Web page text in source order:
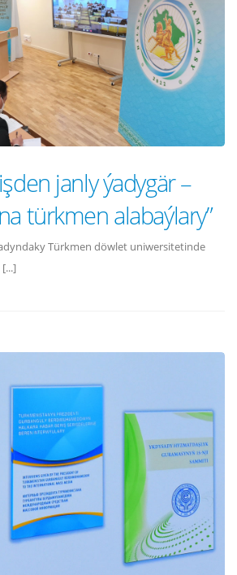
janly ýadygär –
türkmen alabaýlary”
Türkmen döwlet uniwersitetinde